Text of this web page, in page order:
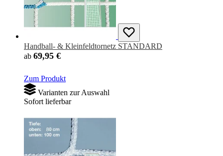
Handball- & Kleinfeldtornetz STANDARD
ab 69,95 €
Zum Produkt
Varianten zur Auswahl
Sofort lieferbar